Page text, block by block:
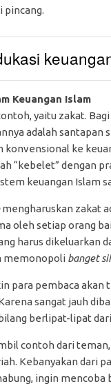
pincang.
Keuangan Islam
yaitu zakat.
adalah santapan
konvensional ke
“kebelet” dengan
keuangan Islam
mengharuskan zakat
oleh setiap orang
harus dikeluarkan
memonopoli banget
para pembaca
sangat jauh
berlipat-lipat
contoh dari
Kebanyakan dari
ingin